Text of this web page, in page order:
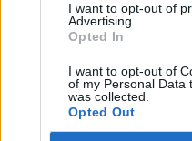
I want to opt-out of
Advertising.
Opted In
I want to opt-out of
of my Personal Data
was collected.
Opted Out